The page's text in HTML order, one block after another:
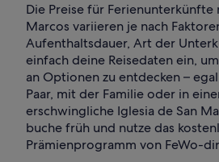
Die Preise für Ferienunterkünfte
Marcos variieren je nach
Aufenthaltsdauer, Art der
einfach deine Reisedaten ein,
an Optionen zu entdecken –
Paar, mit der Familie oder in
erschwingliche Iglesia de San
buche früh und nutze das
Prämienprogramm von FeWo-